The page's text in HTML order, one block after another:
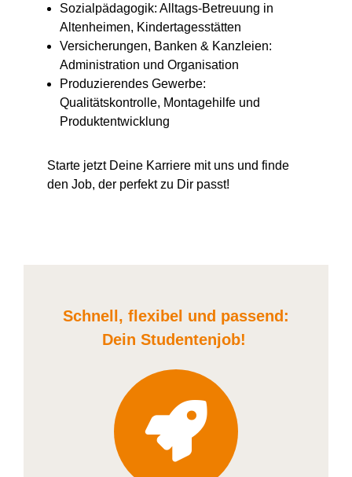
Sozialpädagogik: Alltags-Betreuung in
Altenheimen, Kindertagesstätten
Versicherungen, Banken & Kanzleien:
Administration und Organisation
Produzierendes Gewerbe:
Qualitätskontrolle, Montagehilfe und
Produktentwicklung
Starte jetzt Deine Karriere mit uns und finde
den Job, der perfekt zu Dir passt!
Schnell, flexibel und passend:
Dein Studentenjob!